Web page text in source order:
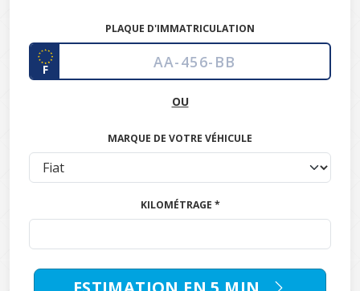
PLAQUE D'IMMATRICULATION
F
OU
MARQUE DE VOTRE VÉHICULE
KILOMÉTRAGE *